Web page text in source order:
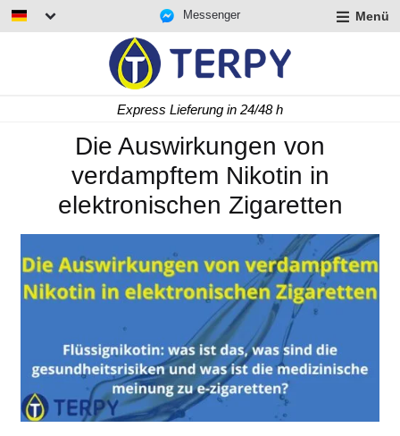
Messenger Menü
Express Lieferung in 24/48 h
Die Auswirkungen von
verdampftem Nikotin in
elektronischen Zigaretten